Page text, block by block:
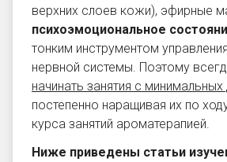
верхних слоев кожи), эфирные
психоэмоциональное
тонким инструментом
нервной системы. Поэтому
начинать занятия с
постепенно наращивая их по
курса занятий ароматерапией.
Ниже приведены статьи